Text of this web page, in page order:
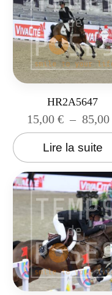
HR2A5647
15,00 € – 85,00
Lire la suite